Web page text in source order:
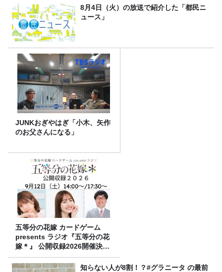
8月4日（火）の放送で紹介した「都民ニ
ュース」
JUNKおぎやはぎ「小木、矢作
のお父さんになる」
五等分の花嫁 カードゲーム
presents ラジオ『五等分の花
嫁＊』 公開収録2026開催決
定！
知らない人が8割！？#グラニータ の最前